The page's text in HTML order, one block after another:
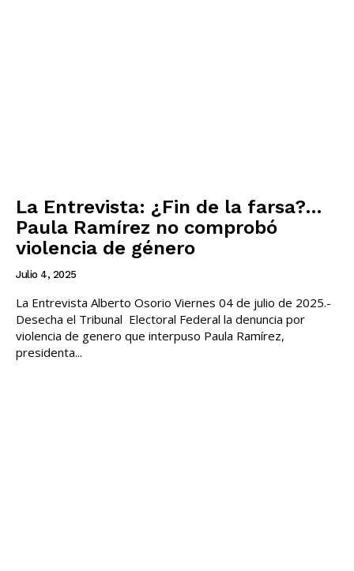
La Entrevista: ¿Fin de la farsa?…
Paula Ramírez no comprobó
violencia de género
Julio 4, 2025
La Entrevista Alberto Osorio Viernes 04 de julio de 2025.-
Desecha el Tribunal Electoral Federal la denuncia por
violencia de genero que interpuso Paula Ramírez,
presidenta...